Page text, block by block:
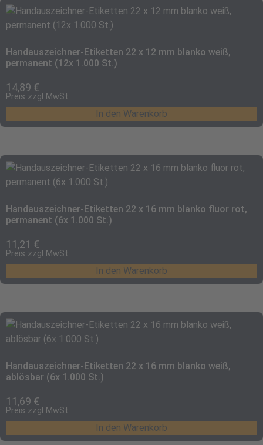
Handauszeichner-Etiketten 22 x 12 mm blanko weiß,
permanent (12x 1.000 St.)
14,89 €
Preis zzgl MwSt.
In den Warenkorb
Handauszeichner-Etiketten 22 x 16 mm blanko fluor rot,
permanent (6x 1.000 St.)
11,21 €
Preis zzgl MwSt.
In den Warenkorb
Handauszeichner-Etiketten 22 x 16 mm blanko weiß,
ablösbar (6x 1.000 St.)
11,69 €
Preis zzgl MwSt.
In den Warenkorb